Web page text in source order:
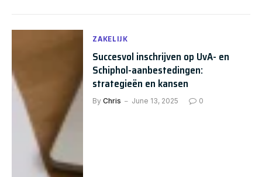
ZAKELIJK
Succesvol inschrijven op UvA- en
Schiphol-aanbestedingen:
strategieën en kansen
By Chris June 13, 2025 0